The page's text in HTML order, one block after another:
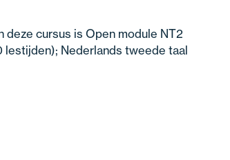
deze cursus is Open module NT2
lestijden); Nederlands tweede taal